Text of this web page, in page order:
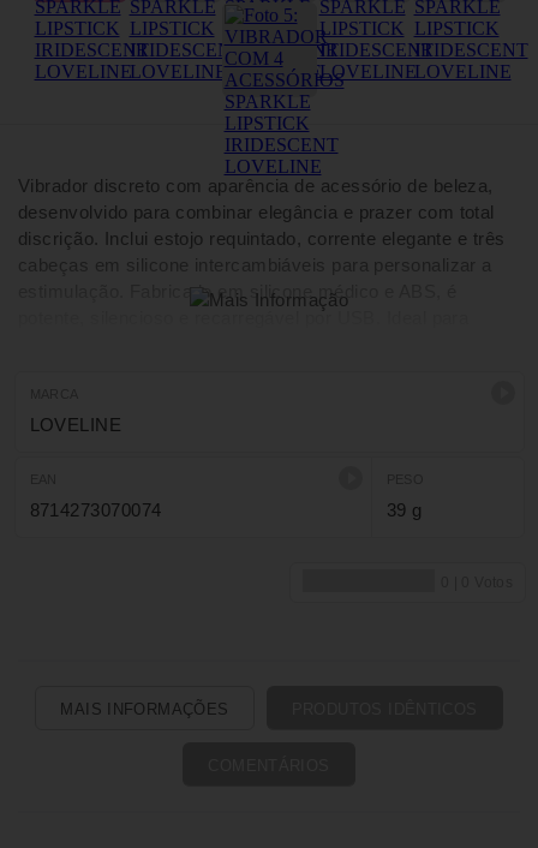
Vibrador discreto com aparência de acessório de beleza,
desenvolvido para combinar elegância e prazer com total
discrição. Inclui estojo requintado, corrente elegante e três
cabeças em silicone intercambiáveis para personalizar a
estimulação. Fabricado em silicone médico e ABS, é
potente, silencioso e recarregável por USB. Ideal para
LOVELINE
8714273070074 39 g
MAIS INFORMAÇÕES